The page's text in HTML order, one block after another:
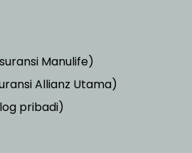
Manulife)
Allianz Utama)
pribadi)